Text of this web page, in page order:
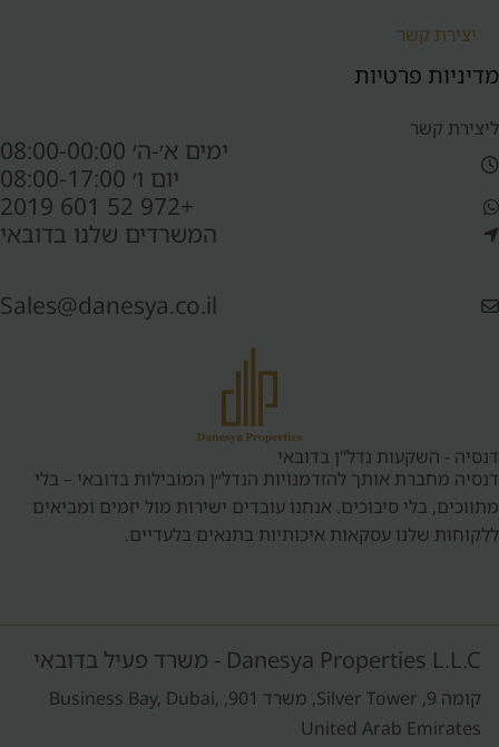
יצירת קשר
מדיניות פרטיות
ליצירת קשר
ימים א׳-ה׳ 08:00-00:00
יום ו׳ 08:00-17:00
+972 52 601 2019
המשרדים שלנו בדובאי
Sales@danesya.co.il
דנסיה - השקעות נדל"ן בדובאי
דנסיה מחברת אותך להזדמנויות הנדל״ן המובילות בדובאי – בלי
מתווכים, בלי סיבוכים. אנחנו עובדים ישירות מול יזמים ומביאים
ללקוחות שלנו עסקאות איכותיות בתנאים בלעדיים.
Danesya Properties L.L.C - משרד פעיל בדובאי
קומה 9, Silver Tower, משרד 901, Business Bay, Dubai,
United Arab Emirates